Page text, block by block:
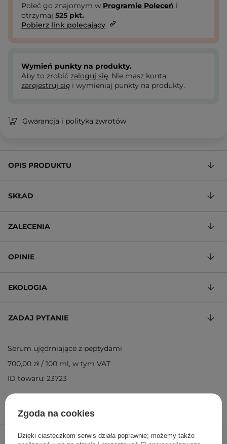
210,00 zł 249,00 zł /szt.
Poleć go znajomym w Programie Poleceń i
otrzymaj 525 pkt.
Pobierz link polecający
Wymień punkty na produkty.
Aby to zrobić zaloguj się. Nie masz konta,
zarejestruj się i wymieniaj punkty na produkty.
Gwarancja i polityka zwrotów
OPIS PRODUKTU
SKŁAD
ZALECENIA
OPINIE
EKOLOGIA
ZADAJ PYTANIE
Serum ujędrniające z peptydami
700,00 zł / 100 ml, w tym VAT
ID towaru: 23723
Zgoda na cookies
Dzięki ciasteczkom serwis działa poprawnie; możemy także